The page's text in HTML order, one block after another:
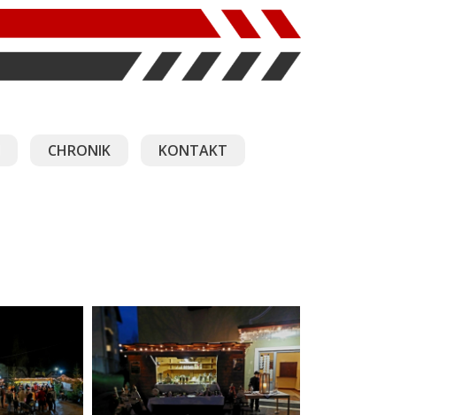
CHRONIK KONTAKT